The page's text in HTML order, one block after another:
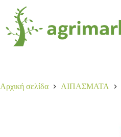
18,00
6 σε απόθεμα
Αρχική σελίδα ΛΙΠΑΣΜΑΤΑ